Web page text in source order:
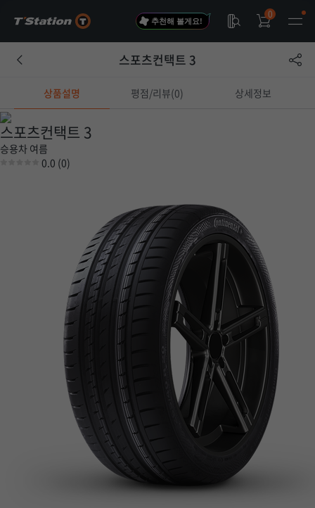
추천해 볼게요!
0
스포츠컨택트 3
상품설명 평점/리뷰(0) 상세정보
스포츠컨택트 3
승용차 여름
0.0 (0)